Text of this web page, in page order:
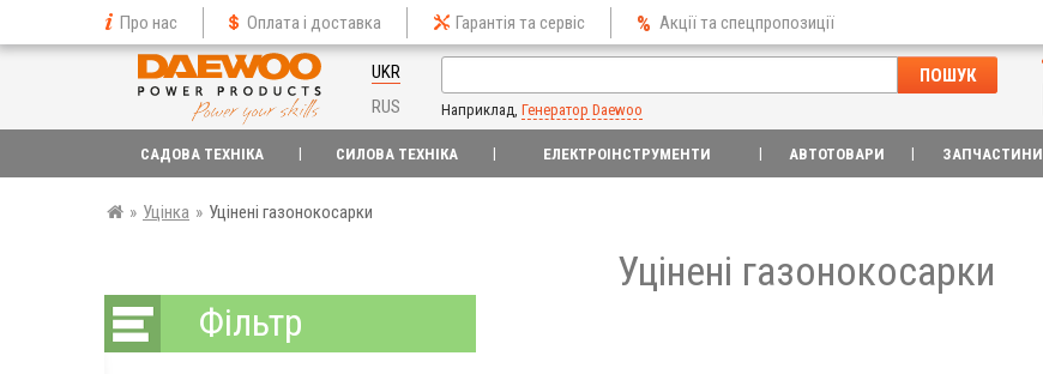
Про нас Оплата і доставка Гарантія та сервіс Акції та спецпропозиції
UKR
RUS
ПОШУК
Наприклад, Генератор Daewoo
САДОВА ТЕХНІКА СИЛОВА ТЕХНІКА ЕЛЕКТРОІНСТРУМЕНТИ АВТОТОВАРИ ЗАПЧАСТИНИ
» Уцінка » Уцінені газонокосарки
Уцінені газонокосарки
Фільтр